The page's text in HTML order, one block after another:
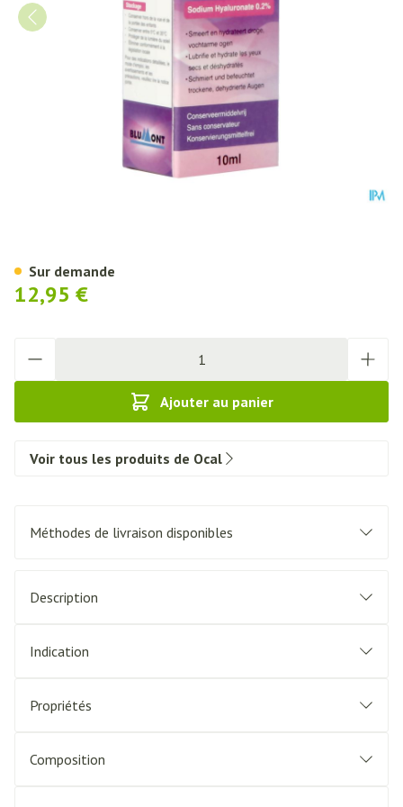
12,95 €
Ajouter au panier
Sur demande
Voir tous les produits de Ocal
Méthodes de livraison disponibles
Description
Indication
Propriétés
Composition